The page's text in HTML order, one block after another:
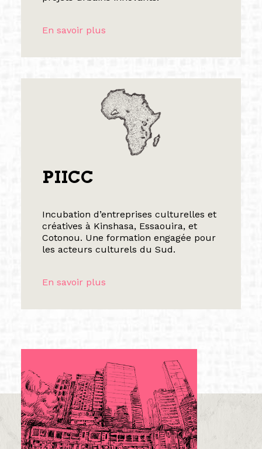
En savoir plus
PIICC
Incubation d’entreprises culturelles et
créatives à Kinshasa, Essaouira, et
Cotonou. Une formation engagée pour
les acteurs culturels du Sud.
En savoir plus